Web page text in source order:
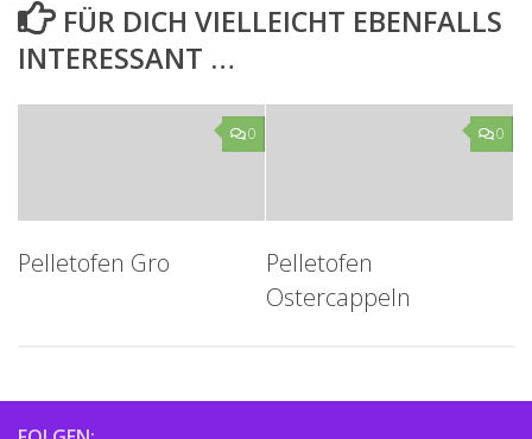
FÜR DICH VIELLEICHT EBENFALLS
INTERESSANT …
0
Pelletofen Gro
0
Pelletofen
Ostercappeln